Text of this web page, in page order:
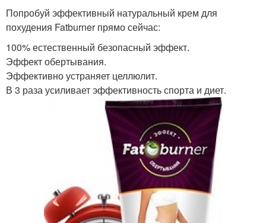
Попробуй эффективный натуральный крем для
похудения Fatburner прямо сейчас:
100% естественный безопасный эффект.
Эффект обертывания.
Эффективно устраняет целлюлит.
В 3 раза усиливает эффективность спорта и диет.